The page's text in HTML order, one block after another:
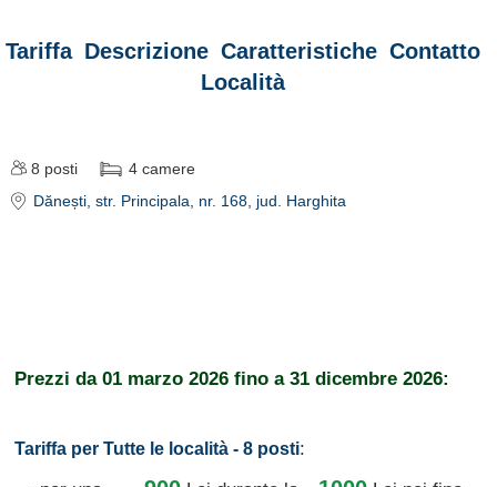
Tariffa Descrizione Caratteristiche Contatto
Località
8 posti 4 camere
Dănești, str. Principala, nr. 168, jud. Harghita
Prezzi da 01 marzo 2026 fino a 31 dicembre 2026:
Tariffa per Tutte le località - 8 posti: